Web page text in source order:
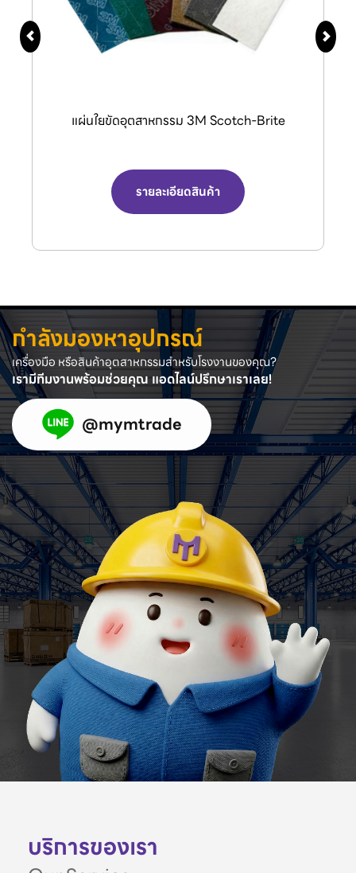
กรรไกรตัดลมอุตสาหกรรม (Air Nipper) จาก
รายละเอียดสินค้า
กำลังมองหาอุปกรณ์
เครื่องมือ หรือสินค้าอุตสาหกรรมสำหรับโรงงานของคุณ?
เรามีทีมงานพร้อมช่วยคุณ แอดไลน์ปรึกษาเราเลย!
@mymtrade
บริการของเรา